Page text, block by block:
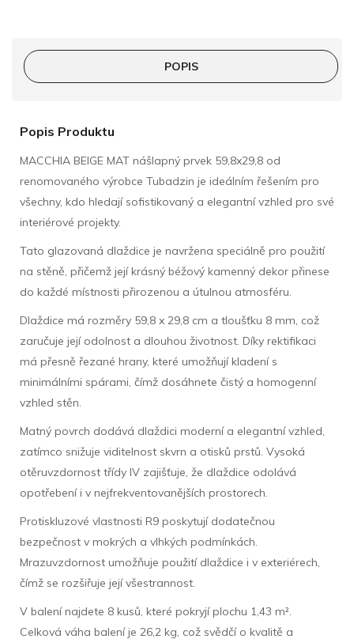
POPIS
Popis Produktu
MACCHIA BEIGE MAT nášlapný prvek 59,8x29,8 od
renomovaného výrobce Tubadzin je ideálním řešením pro
všechny, kdo hledají sofistikovaný a elegantní vzhled pro své
interiérové projekty.
Tato glazovaná dlaždice je navržena speciálně pro použití
na stěně, přičemž její krásný béžový kamenný dekor přinese
do každé místnosti přirozenou a útulnou atmosféru.
Dlaždice má rozměry 59,8 x 29,8 cm a tloušťku 8 mm, což
zaručuje její odolnost a dlouhou životnost. Díky rektifikaci
má přesně řezané hrany, které umožňují kladení s
minimálními spárami, čímž dosáhnete čistý a homogenní
vzhled stěn.
Matný povrch dodává dlaždici moderní a elegantní vzhled,
zatímco snižuje viditelnost skvrn a otisků prstů. Vysoká
otěruvzdornost třídy IV zajišťuje, že dlaždice odolává
opotřebení i v nejfrekventovanějších prostorech.
Protiskluzové vlastnosti R9 poskytují dodatečnou
bezpečnost v mokrých a vlhkých podmínkách.
Mrazuvzdornost umožňuje použití dlaždice i v exteriérech,
čímž se rozšiřuje její všestrannost.
V balení najdete 8 kusů, které pokryjí plochu 1,43 m².
Celková váha balení je 26,2 kg, což svědčí o kvalitě a